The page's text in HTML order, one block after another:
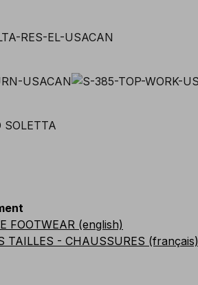
FOOTWEAR (english)
TAILLES - CHAUSSURES (français)